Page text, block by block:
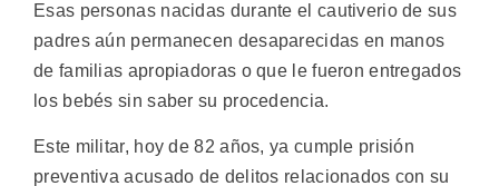
Esas personas nacidas durante el cautiverio de sus
padres aún permanecen desaparecidas en manos
de familias apropiadoras o que le fueron entregados
los bebés sin saber su procedencia.
Este militar, hoy de 82 años, ya cumple prisión
preventiva acusado de delitos relacionados con su